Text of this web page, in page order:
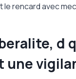
rencard avec
d